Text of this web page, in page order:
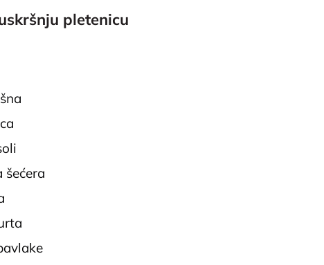
pletenicu
šećera